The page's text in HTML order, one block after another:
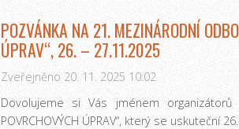
POZVÁNKA NA 21. MEZINÁRODNÍ
ÚPRAV“, 26. – 27.11.2025
Zveřejněno 20. 11. 2025 10:02
Dovolujeme si Vás jménem organizátorů
POVRCHOVÝCH ÚPRAV“, který se uskuteční